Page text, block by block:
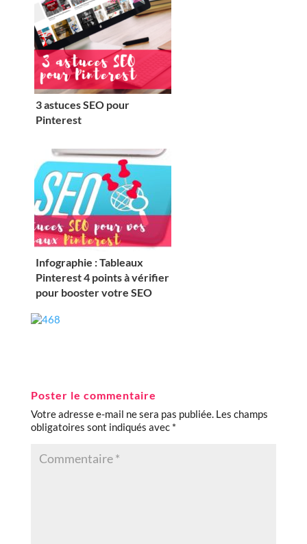
3 astuces SEO pour
Pinterest
Infographie : Tableaux
Pinterest 4 points à vérifier
pour booster votre SEO
Poster le commentaire
Votre adresse e-mail ne sera pas publiée. Les champs
obligatoires sont indiqués avec *